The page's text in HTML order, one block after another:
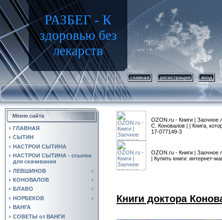
РАЗБЕГ - К
здоровью без
лекарств
главная регистрация вход
Меню сайта
ГЛАВНАЯ
СЫТИН
НАСТРОИ СЫТИНА
НАСТРОИ СЫТИНА - ссылки
для скачивания
ЛЕВШИНОВ
КОНОВАЛОВ
БЛАВО
НОРБЕКОВ
ВАНГА
СОВЕТЫ от ВАНГИ
OZON.ru - Книги | Заочное
С. Коновалов | | Книга,
17-077149-3
OZON.ru - Книги | Заочное
| Купить книги: интернет-
Книги доктора